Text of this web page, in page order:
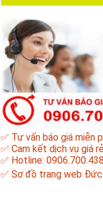
✅ Tư vấn báo giá miễn
✅ Cam kết dịch vụ giá
✅ Hotline:
✅ Sơ đồ trang web Đức